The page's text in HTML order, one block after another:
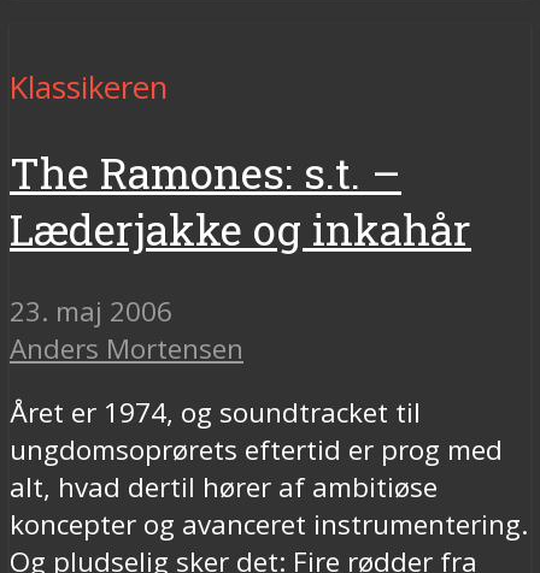
Klassikeren
The Ramones: s.t. –
Læderjakke og inkahår
23. maj 2006
Anders Mortensen
Året er 1974, og soundtracket til
ungdomsoprørets eftertid er prog med
alt, hvad dertil hører af ambitiøse
koncepter og avanceret instrumentering.
Og pludselig sker det: Fire rødder fra